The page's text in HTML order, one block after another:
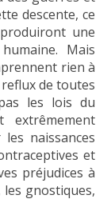
descente, ce
une
Mais
rien à
de toutes
les lois du
naissances
et
préjudices à
gnostiques,